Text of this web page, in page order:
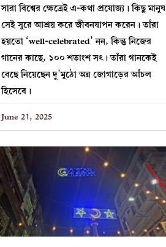
সারা বিশ্বের ক্ষেত্রেই এ-কথা প্রযোজ্য। কিছু মানুষ
সেই সুরে আশ্রয় করে জীবনযাপন করেন। তাঁরা
হয়তো ‘well-celebrated’ নন, কিন্তু নিজের
গানের কাছে, ১০০ শতাংশ সৎ। তাঁরা গানকেই
বেছে নিয়েছেন দু’মুঠো অন্ন জোগাড়ের আঁচল
হিসেবে।
June 21, 2025